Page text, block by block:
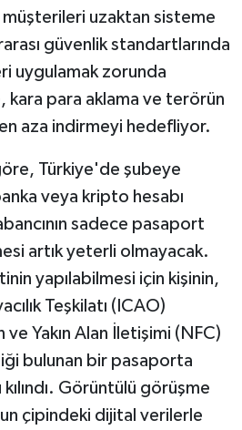
müşterileri uzaktan sisteme
güvenlik standartlarında
uygulamak zorunda
kara para aklama ve terörün
aza indirmeyi hedefliyor.
Türkiye'de şubeye
veya kripto hesabı
sadece pasaport
artık yeterli olmayacak.
yapılabilmesi için kişinin,
Teşkilatı (ICAO)
Yakın Alan İletişimi (NFC)
bulunan bir pasaporta
Görüntülü görüşme
çipindeki dijital verilerle